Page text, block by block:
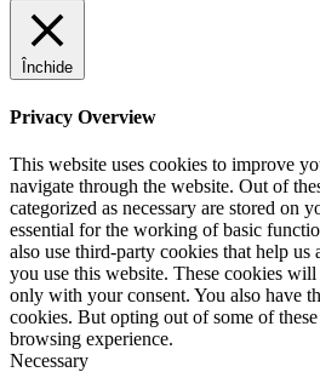
Închide
Privacy Overview
This website uses cookies to improve
navigate through the website. Out of
categorized as necessary are stored on
essential for the working of basic
also use third-party cookies that help us
you use this website. These cookies
only with your consent. You also have
cookies. But opting out of some of
browsing experience.
Necessary